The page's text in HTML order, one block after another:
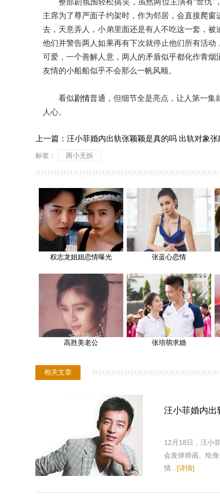
主席为了尊严面子约架时，作为邻居，会直接爬
去，天意弄人，小弟里面还是有人不吃这一套，
他们并警告两人如果再有下次就停止他们所有活动
可爱，一个善解人意，两人的矛盾似乎都化作青烟
友情的小船船似乎不会那么一帆风顺。
看似剧情普通，但细节全是亮点，让人第一集
人心。
上一篇： 汪小菲婚内出轨张颖颖是真的吗 出轨对象
标签： 两小无拆
权志龙姐姐恋情曝光 张蓝心恋情
高胜美老公 张培萌求婚
相关文章
汪小菲婚内出
12月18日，汪小
会发律师函。给
情... [详情]